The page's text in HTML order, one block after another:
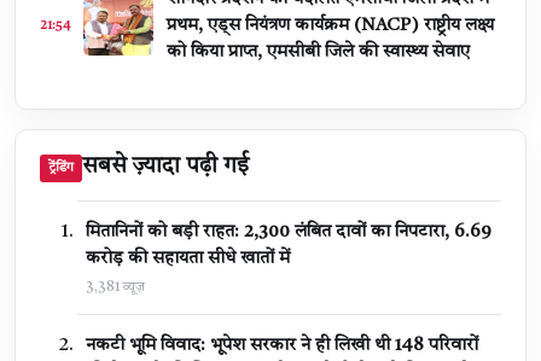
21:54
प्रथम, एड्स नियंत्रण कार्यक्रम (NACP) राष्ट्रीय लक्ष्य
को किया प्राप्त, एमसीबी जिले की स्वास्थ्य सेवाए
ट्रेंडिंग सबसे ज़्यादा पढ़ी गई
मितानिनों को बड़ी राहत: 2,300 लंबित दावों का निपटारा, ₹6.69
करोड़ की सहायता सीधे खातों में
3,381 व्यूज़
नकटी भूमि विवाद: भूपेश सरकार ने ही लिखी थी 148 परिवारों